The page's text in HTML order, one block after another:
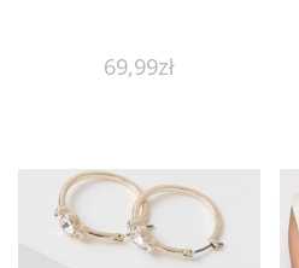
69,99zł